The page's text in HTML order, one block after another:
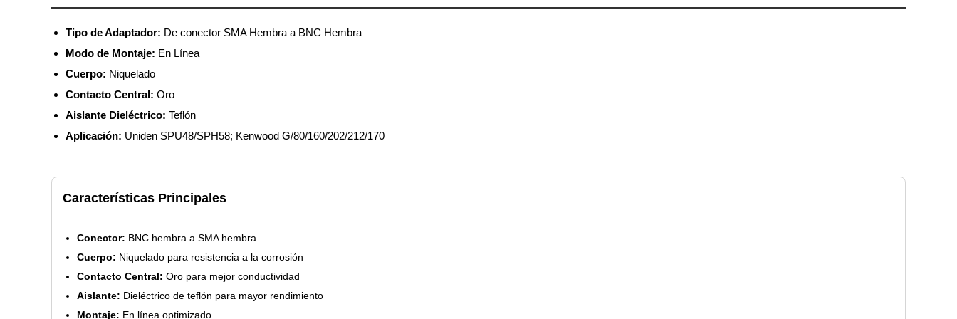
Tipo de Adaptador: De conector SMA Hembra a BNC Hembra
Modo de Montaje: En Línea
Cuerpo: Niquelado
Contacto Central: Oro
Aislante Dieléctrico: Teflón
Aplicación: Uniden SPU48/SPH58; Kenwood G/80/160/202/212/170
Características Principales
Conector: BNC hembra a SMA hembra
Cuerpo: Niquelado para resistencia a la corrosión
Contacto Central: Oro para mejor conductividad
Aislante: Dieléctrico de teflón para mayor rendimiento
Montaje: En línea optimizado